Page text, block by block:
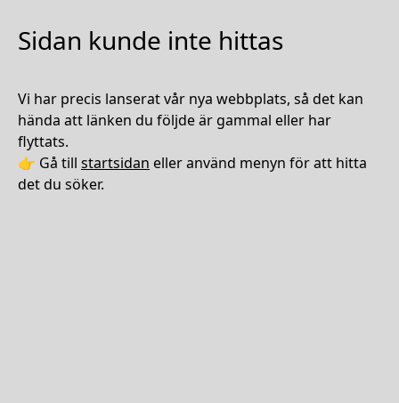
Sidan kunde inte hittas
Vi har precis lanserat vår nya webbplats, så det kan
hända att länken du följde är gammal eller har
flyttats.
👉 Gå till startsidan eller använd menyn för att hitta
det du söker.